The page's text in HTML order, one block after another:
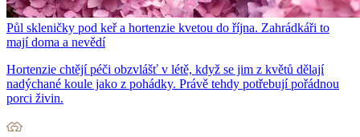
Půl skleničky pod keř a hortenzie kvetou do října. Zahrádkáři to
mají doma a nevědí
Hortenzie chtějí péči obzvlášť v létě, když se jim z květů dělají
nadýchané koule jako z pohádky. Právě tehdy potřebují pořádnou
porci živin.